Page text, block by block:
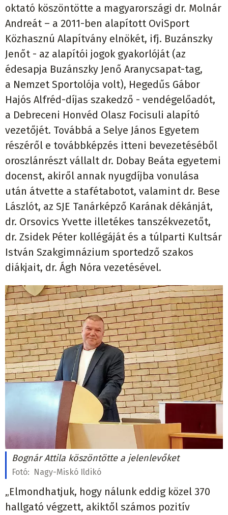
oktató köszöntötte a magyarországi dr. Molnár
Andreát – a 2011-ben alapított OviSport
Közhasznú Alapítvány elnökét, ifj. Buzánszky
Jenőt - az alapítói jogok gyakorlóját (az
édesapja Buzánszky Jenő Aranycsapat-tag,
a Nemzet Sportolója volt), Hegedűs Gábor
Hajós Alfréd-díjas szakedző - vendégelőadót,
a Debreceni Honvéd Olasz Focisuli alapító
vezetőjét. Továbbá a Selye János Egyetem
részéről e továbbképzés itteni bevezetéséből
oroszlánrészt vállalt dr. Dobay Beáta egyetemi
docenst, akiről annak nyugdíjba vonulása
után átvette a stafétabotot, valamint dr. Bese
Lászlót, az SJE Tanárképző Karának dékánját,
dr. Orsovics Yvette illetékes tanszékvezetőt,
dr. Zsidek Péter kollégáját és a túlparti Kultsár
István Szakgimnázium sportedző szakos
diákjait, dr. Ágh Nóra vezetésével.
Bognár Attila köszöntötte a jelenlevőket
Fotó: Nagy-Miskó Ildikó
„Elmondhatjuk, hogy nálunk eddig közel 370
hallgató végzett, akiktől számos pozitív